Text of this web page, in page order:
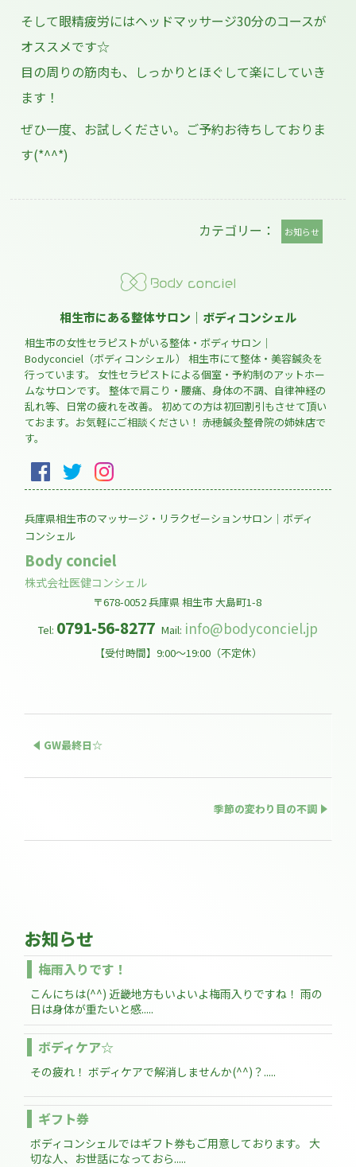
そして眼精疲労にはヘッドマッサージ30分のコースが
オススメです☆
目の周りの筋肉も、しっかりとほぐして楽にしていき
ます！
ぜひ一度、お試しください。ご予約お待ちしておりま
す(*^^*)
カテゴリー： お知らせ
相生市にある整体サロン｜ボディコンシェル
相生市の女性セラピストがいる整体・ボディサロン｜
Bodyconciel（ボディコンシェル） 相生市にて整体・美容鍼灸を
行っています。 女性セラピストによる個室・予約制のアットホー
ムなサロンです。 整体で肩こり・腰痛、身体の不調、自律神経の
乱れ等、日常の疲れを改善。 初めての方は初回割引もさせて頂い
ておます。お気軽にご相談ください！ 赤穂鍼灸整骨院の姉妹店で
す。
兵庫県相生市のマッサージ・リラクゼーションサロン｜ボディ
コンシェル
Body conciel
株式会社医健コンシェル
〒678-0052兵庫県相生市大島町1-8
Tel: 0791-56-8277 Mail: info@bodyconciel.jp
【受付時間】9:00～19:00（不定休）
GW最終日☆
季節の変わり目の不調
お知らせ
梅雨入りです！
こんにちは(^^) 近畿地方もいよいよ梅雨入りですね！ 雨の
日は身体が重たいと感.....
ボディケア☆
その疲れ！ ボディケアで解消しませんか(^^)？.....
ギフト券
ボディコンシェルではギフト券もご用意しております。 大
切な人、お世話になっておら.....